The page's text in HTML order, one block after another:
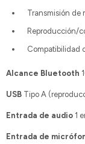
Transmisión de
Reproducción/
Compatibilidad
Alcance Bluetooth
USB Tipo A
Entrada de audio 1
Entrada de